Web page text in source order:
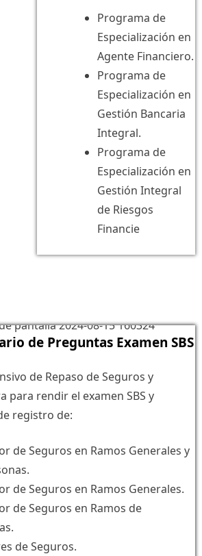
Programa de
Especialización en
Agente Financiero.
Programa de
Especialización en
Gestión Bancaria
Integral.
Programa de
Especialización en
Gestión Integral
de Riesgos
Financie
de Preguntas Examen SBS
de Repaso de Seguros y
para rendir el examen SBS y
registro de:
de Seguros en Ramos Generales y
de Seguros en Ramos Generales.
de Seguros en Ramos de
de Seguros.